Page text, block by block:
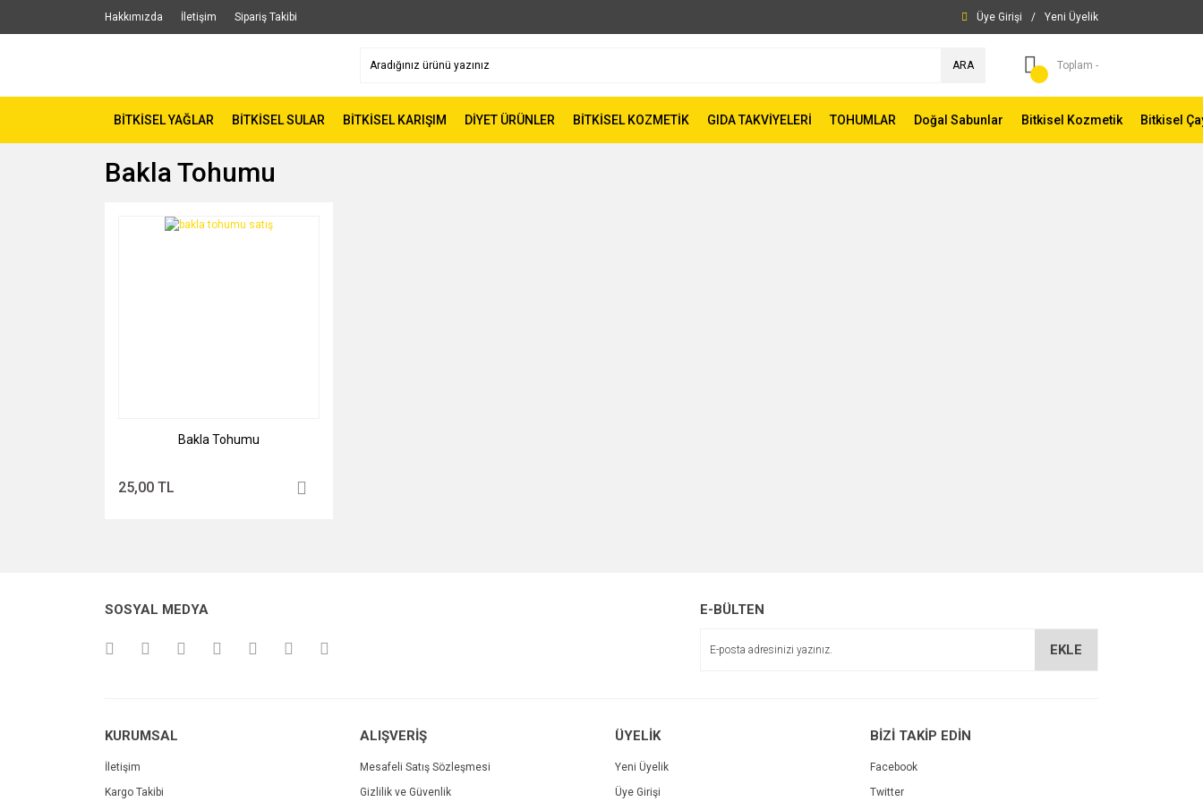
Hakkımızda İletişim Sipariş Takibi Üye Girişi / Yeni Üyelik
ARA Toplam -
BİTKİSEL YAĞLAR BİTKİSEL SULAR BİTKİSEL KARIŞIM DİYET ÜRÜNLER BİTKİSEL KOZMETİK GIDA TAKVİYELERİ TOHUMLAR Doğal Sabunlar Bitkisel Kozmetik Bitkisel
Bakla Tohumu
Bakla Tohumu
25,00 TL
SOSYAL MEDYA E-BÜLTEN
EKLE
KURUMSAL
İletişim
Kargo Takibi
ALIŞVERİŞ
Mesafeli Satış Sözleşmesi
Gizlilik ve Güvenlik
ÜYELİK
Yeni Üyelik
Üye Girişi
BİZİ TAKİP EDİN
Facebook
Twitter